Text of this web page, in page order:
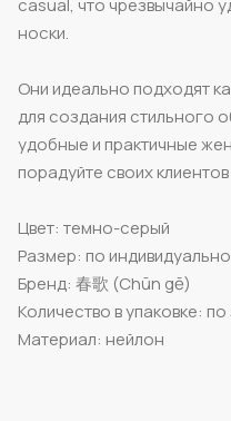
casual, что чрезвычайно
носки.
Они идеально подходят
для создания стильного
удобные и практичные
порадуйте своих
Цвет: темно-серый
Размер: по
Бренд: 春歌 (Chūn gē)
Количество в упаковке:
Материал: нейлон